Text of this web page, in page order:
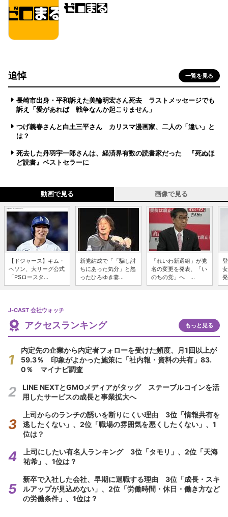
追悼 一覧を見る
長崎市出身・平和訴えた美輪明宏さん死去 ラストメッセージでも
訴え「愛があれば 戦争なんか起こりません」
つげ義春さんと白土三平さん カリスマ漫画家、二人の「違い」と
は？
死去した丹羽宇一郎さんは、経済界有数の読書家だった 『死ぬほ
ど読書』ベストセラーに
動画で見る 画像で見る
【ドジャース】キム・
ヘソン、大リーグ公式
「PSロースタ...
新党結成で「「騙し討
ちにあった気分」と怒
ったひろゆき妻...
「れいわ新選組」が党
名の変更を発表、「い
のちの党」へ ...
J-CAST 会社ウォッチ
アクセスランキング もっと見る
内定先の企業から内定者フォローを受けた頻度、月1回以上が
59.3％ 印象がよかった施策に「社内報・資料の共有」83.
0％ マイナビ調査
LINE NEXTとGMOメディアがタッグ ステーブルコインを活
用したサービスの成長と事業拡大へ
上司からのランチの誘いを断りにくい理由 3位「情報共有を
逃したくない」、2位「職場の雰囲気を悪くしたくない」、1
位は？
上司にしたい有名人ランキング 3位「タモリ」、2位「天海
祐希」、1位は？
新卒で入社した会社、早期に退職する理由 3位「成長・スキ
ルアップが見込めない」、2位「労働時間・休日・働き方など
の労働条件」、1位は？